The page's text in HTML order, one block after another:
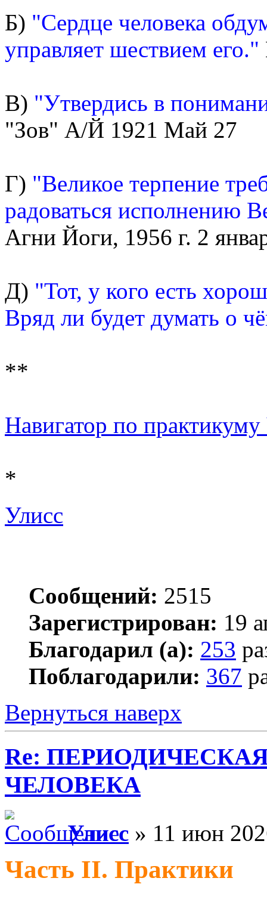
Б) "Сердце человека
управляет шествием его."
В) "Утвердись в
"Зов" А/Й 1921 Май 27
Г) "Великое терпение
радоваться исполнению
Агни Йоги, 1956 г. 2
Д) "Тот, у кого есть
Вряд ли будет думать о
**
Навигатор по
*
Улисс
Сообщений: 2515
Зарегистрирован: 19
Благодарил (а): 253
Поблагодарили: 367
Вернуться наверх
Re:
ЧЕЛОВЕКА
Улисс » 11 июн
Часть II. Практики